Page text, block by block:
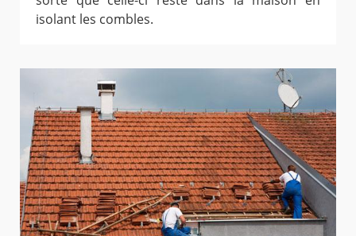
isolant les combles.